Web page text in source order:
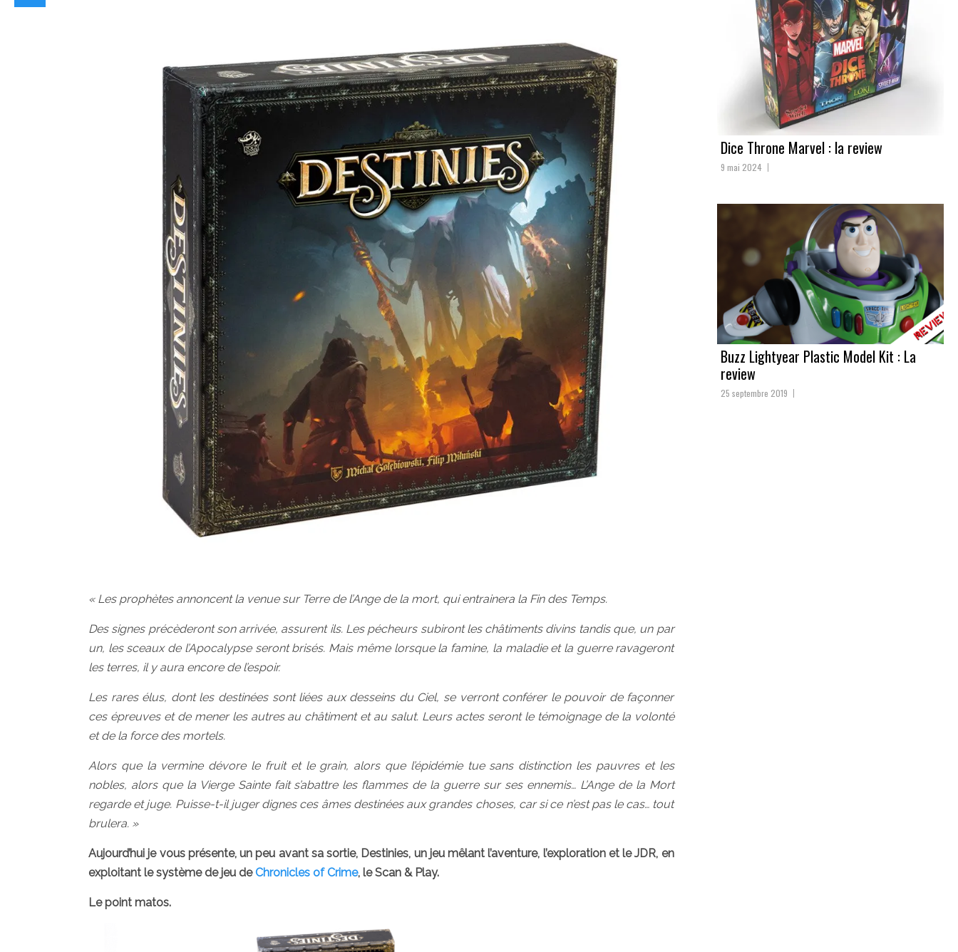
« Les prophètes annoncent la venue sur Terre de l’Ange de la mort, qui entrainera la Fin des Temps.
Des signes précèderont son arrivée, assurent ils. Les pécheurs subiront les châtiments divins tandis que, un par
un, les sceaux de l’Apocalypse seront brisés. Mais même lorsque la famine, la maladie et la guerre ravageront
les terres, il y aura encore de l’espoir.
Les rares élus, dont les destinées sont liées aux desseins du Ciel, se verront conférer le pouvoir de façonner
ces épreuves et de mener les autres au châtiment et au salut. Leurs actes seront le témoignage de la volonté
et de la force des mortels.
Alors que la vermine dévore le fruit et le grain, alors que l’épidémie tue sans distinction les pauvres et les
nobles, alors que la Vierge Sainte fait s’abattre les flammes de la guerre sur ses ennemis… L’Ange de la Mort
regarde et juge. Puisse-t-il juger dignes ces âmes destinées aux grandes choses, car si ce n’est pas le cas… tout
brulera. »
Aujourd’hui je vous présente, un peu avant sa sortie, Destinies, un jeu mêlant l’aventure, l’exploration et le JDR, en
exploitant le système de jeu deChronicles of Crime, le Scan & Play.
Le point matos.
Dice Throne Marvel : la review
9 mai 2024
Buzz Lightyear Plastic Model Kit : La
review
25 septembre 2019